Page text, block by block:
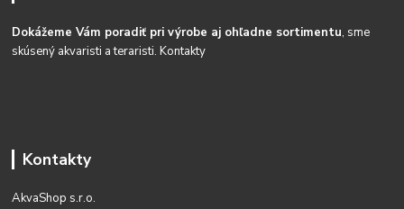
Dokážeme Vám poradiť pri výrobe aj ohľadne sortimentu, sme
skúsený akvaristi a teraristi.Kontakty
Kontakty
AkvaShop s.r.o.